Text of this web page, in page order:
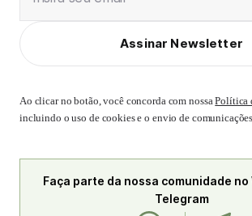
Assinar Newsletter
Ao clicar no botão, você concorda com nossaPolítica
incluindo o uso de cookies e o envio de
Faça parte da nossa comunidade no
Telegram